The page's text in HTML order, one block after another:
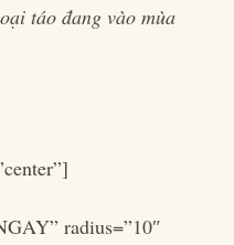
táo đang vào mùa
radius=”10″